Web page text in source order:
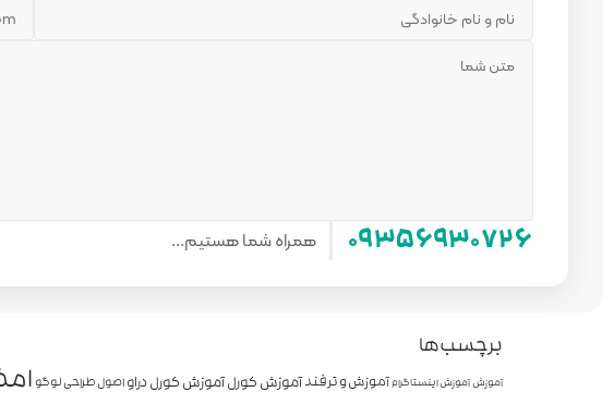
۰۹۳۵۶۹۳۰۷۲۶ همراه شما هستیم...
برچسب‌ها
آموزشآموزش اینستاگرامآموزش و ترفندآموزش کورلآموزش کورل دراواصول طراحی لوگو